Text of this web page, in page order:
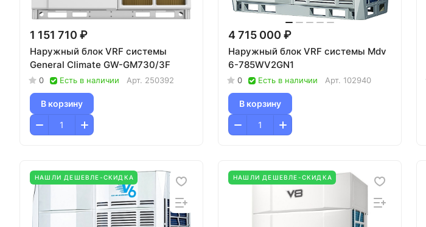
1 151 710 ₽
Наружный блок VRF системы
General Climate GW-GM730/3F
0 Есть в наличии Арт. 250392
В корзину
4 715 000 ₽
Наружный блок VRF системы Mdv
6-785WV2GN1
0 Есть в наличии Арт. 102940
В корзину
НАШЛИ ДЕШЕВЛЕ-СКИДКА НАШЛИ ДЕШЕВЛЕ-СКИДКА